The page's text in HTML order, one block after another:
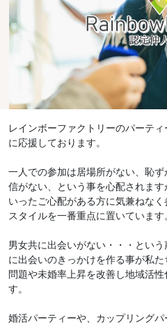
レインボーファクトリーのパーテ
に応援しております。
一人での参加は居場所がない、恥
信がない、という事を心配されま
いったご心配がある方に気兼ねな
スタイルを一番重点に置いています
男女共に出会いがない・・・とい
に出会いのきっかけを作る事が私
問題や未婚率上昇を改善し地域活
す。
婚活パーティーや、カップリング